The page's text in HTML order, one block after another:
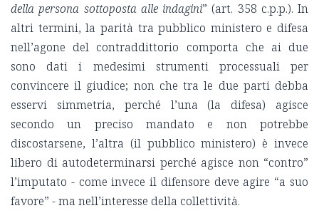
della persona sottoposta alle indagini” (art. 358 c.p.p.). In
altri termini, la parità tra pubblico ministero e difesa
nell’agone del contraddittorio comporta che ai due
sono dati i medesimi strumenti processuali per
convincere il giudice; non che tra le due parti debba
esservi simmetria, perché l’una (la difesa) agisce
secondo un preciso mandato e non potrebbe
discostarsene, l’altra (il pubblico ministero) è invece
libero di autodeterminarsi perché agisce non “contro”
l’imputato - come invece il difensore deve agire “a suo
favore” - ma nell’interesse della collettività.